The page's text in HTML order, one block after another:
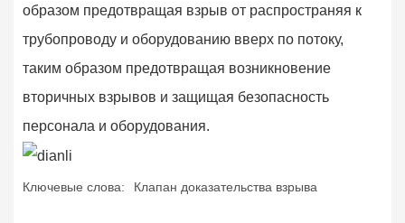
образом предотвращая взрыв от распространяя к
трубопроводу и оборудованию вверх по потоку,
таким образом предотвращая возникновение
вторичных взрывов и защищая безопасность
персонала и оборудования.
Ключевые слова: Клапан доказательства взрыва